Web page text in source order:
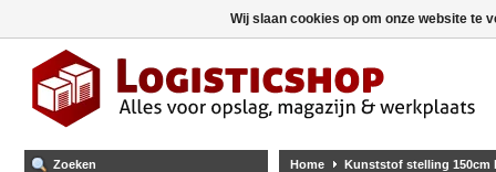
Zoeken Home Kunststof stelling 150cm
Wij slaan cookies op om onze website te